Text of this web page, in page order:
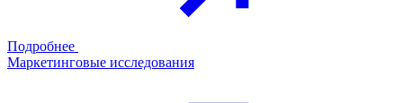
Подробнее
Маркетинговые исследования